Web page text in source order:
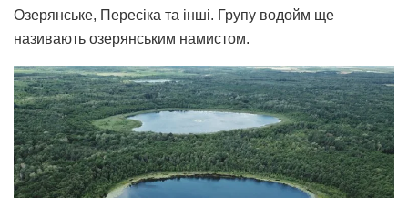
Озерянське, Пересіка та інші. Групу водойм ще
називають озерянським намистом.